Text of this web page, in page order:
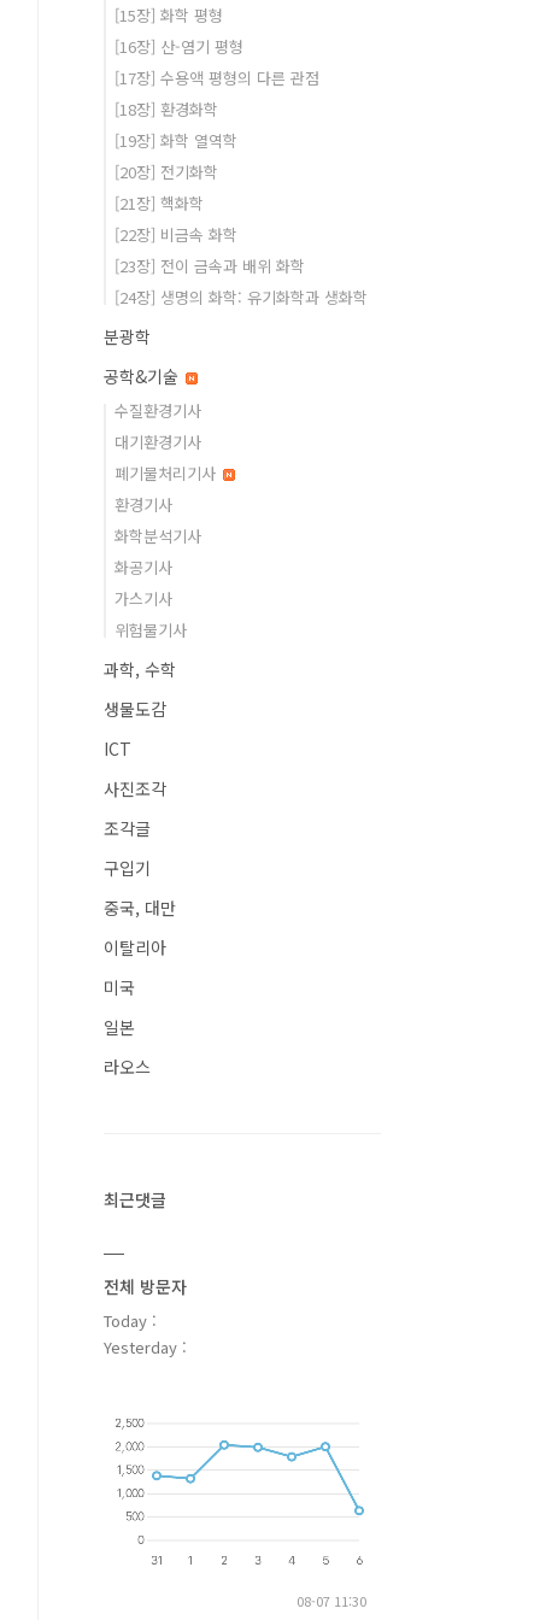
[15장] 화학 평형
[16장] 산-염기 평형
[17장] 수용액 평형의 다른 관점
[18장] 환경화학
[19장] 화학 열역학
[20장] 전기화학
[21장] 핵화학
[22장] 비금속 화학
[23장] 전이 금속과 배위 화학
[24장] 생명의 화학: 유기화학과 생화학
분광학
공학&기술
수질환경기사
대기환경기사
폐기물처리기사
환경기사
화학분석기사
화공기사
가스기사
위험물기사
과학, 수학
생물도감
ICT
사진조각
조각글
구입기
중국, 대만
이탈리아
미국
일본
라오스
최근댓글
전체 방문자
Today :
Yesterday :
08-07 11:30